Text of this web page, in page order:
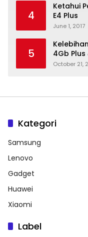
4
Ketahui
E4 Plus
June 1, 2017
5
4Gb Plus
October 21,
Kategori
Samsung
Lenovo
Gadget
Huawei
Xiaomi
Label